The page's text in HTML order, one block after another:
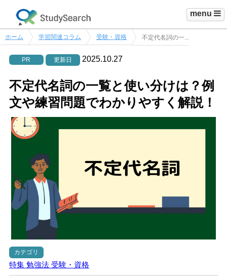
menu
ホーム 学習関連コラム 受験・資格 不定代名詞の一...
PR 更新日 2025.10.27
不定代名詞の一覧と使い分けは？例
文や練習問題でわかりやすく解説！
カテゴリ
特集 勉強法 受験・資格